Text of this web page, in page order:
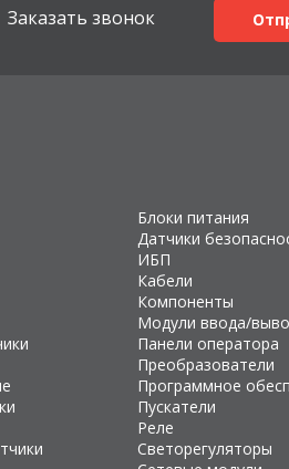
Заказать звонок
Блоки питания
Датчики
ИБП
Кабели
Компоненты
Модули ввода/
Панели оператора
Преобразователи
Программное
Пускатели
Реле
Светорегуляторы